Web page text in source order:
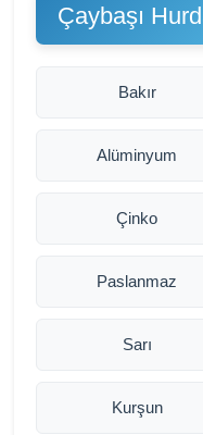
Çaybaşı
Bakır
Alüminyum
Çinko
Paslanmaz
Sarı
Kurşun